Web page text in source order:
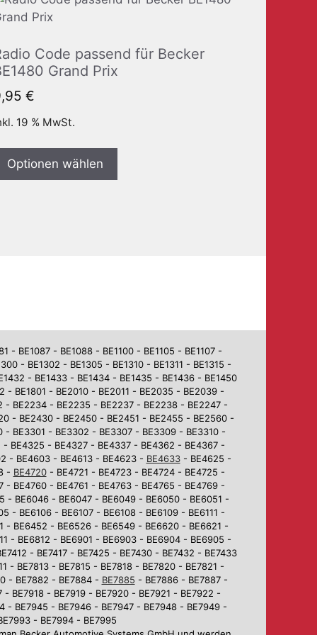
Code passend für Becker
Grand Prix
€
19 % MwSt.
Optionen wählen
BE1087 - BE1088 - BE1100 - BE1105 - BE1107 -
- BE1302 - BE1305 - BE1310 - BE1311 - BE1315 -
- BE1433 - BE1434 - BE1435 - BE1436 - BE1450
- BE1801 - BE2010 - BE2011 - BE2035 - BE2039 -
- BE2234 - BE2235 - BE2237 - BE2238 - BE2247 -
- BE2430 - BE2450 - BE2451 - BE2455 - BE2560 -
BE3301 - BE3302 - BE3307 - BE3309 - BE3310 -
BE4325 - BE4327 - BE4337 - BE4362 - BE4367 -
- BE4603 - BE4613 - BE4623 - BE4633- BE4625 -
- BE4720- BE4721 - BE4723 - BE4724 - BE4725 -
- BE4760 - BE4761 - BE4763 - BE4765 - BE4769 -
- BE6046 - BE6047 - BE6049 - BE6050 - BE6051 -
- BE6106 - BE6107 - BE6108 - BE6109 - BE6111 -
- BE6452 - BE6526 - BE6549 - BE6620 - BE6621 -
- BE6812 - BE6901 - BE6903 - BE6904 - BE6905 -
- BE7417 - BE7425 - BE7430 - BE7432 - BE7433
- BE7813 - BE7815 - BE7818 - BE7820 - BE7821 -
- BE7882 - BE7884 - BE7885 - BE7886 - BE7887 -
BE7918 - BE7919 - BE7920 - BE7921 - BE7922 -
- BE7945 - BE7946 - BE7947 - BE7948 - BE7949 -
- BE7994 - BE7995